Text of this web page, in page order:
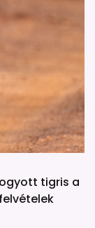
tigris a